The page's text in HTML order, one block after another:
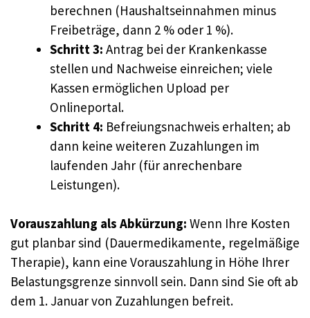
berechnen (Haushaltseinnahmen minus
Freibeträge, dann 2 % oder 1 %).
Schritt 3: Antrag bei der Krankenkasse
stellen und Nachweise einreichen; viele
Kassen ermöglichen Upload per
Onlineportal.
Schritt 4: Befreiungsnachweis erhalten; ab
dann keine weiteren Zuzahlungen im
laufenden Jahr (für anrechenbare
Leistungen).
Vorauszahlung als Abkürzung: Wenn Ihre Kosten
gut planbar sind (Dauermedikamente, regelmäßige
Therapie), kann eine Vorauszahlung in Höhe Ihrer
Belastungsgrenze sinnvoll sein. Dann sind Sie oft ab
dem 1. Januar von Zuzahlungen befreit.